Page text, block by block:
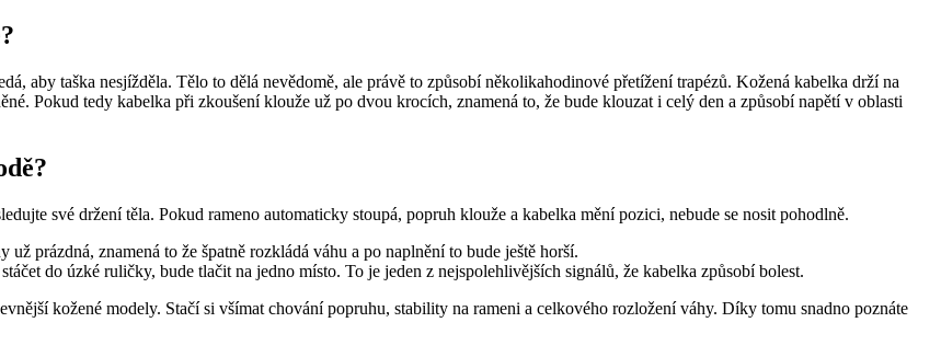
aby taška nesjížděla. Tělo to dělá nevědomě, ale právě to způsobí několikahodinové přetížení trapézů. Kožená kabelka drží na
Pokud tedy kabelka při zkoušení klouže už po dvou krocích, znamená to, že bude klouzat i celý den a způsobí napětí v oblasti
své držení těla. Pokud rameno automaticky stoupá, popruh klouže a kabelka mění pozici, nebude se nosit pohodlně.
prázdná, znamená to že špatně rozkládá váhu a po naplnění to bude ještě horší.
do úzké ruličky, bude tlačit na jedno místo. To je jeden z nejspolehlivějších signálů, že kabelka způsobí bolest.
kožené modely. Stačí si všímat chování popruhu, stability na rameni a celkového rozložení váhy. Díky tomu snadno poznáte